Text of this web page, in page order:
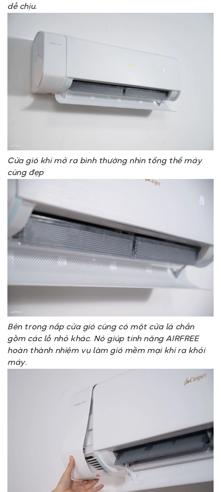
dễ chịu.
Cửa gió khi mở ra bình thường nhìn tổng thể máy
cũng đẹp
Bên trong nắp cửa gió cũng có một cửa lá chắn
gồm các lỗ nhỏ khác. Nó giúp tính năng AIRFREE
hoàn thành nhiệm vụ làm gió mềm mại khi ra khỏi
máy.